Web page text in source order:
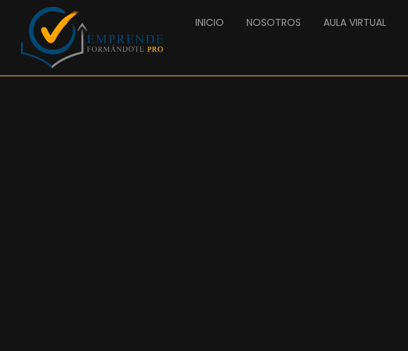
INICIO NOSOTROS AULA VIRTUAL